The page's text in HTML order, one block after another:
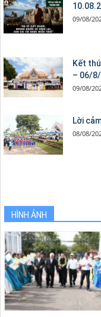
09/08/
Kết
– 06/
09/08/
Lời
08/08/
HÌNH ẢNH